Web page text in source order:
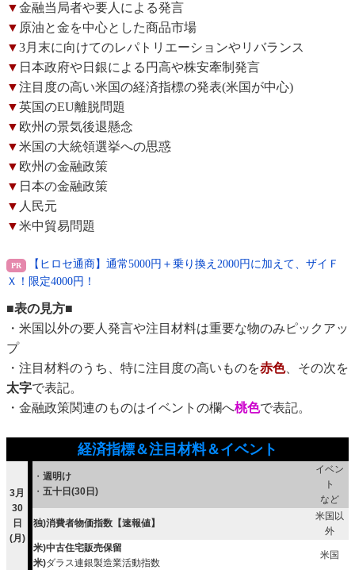
▼金融当局者や要人による発言
▼ 原油と金を中心とした商品市場
▼3月末に向けてのレパトリエーションやリバランス
▼ 日本政府や日銀による円高や株安牽制発言
▼注目度の高い米国の経済指標の発表(米国が中心)
▼英国のEU離脱問題
▼ 欧州の景気後退懸念
▼米国の大統領選挙への思惑
▼ 欧州の金融政策
▼ 日本の金融政策
▼ 人民元
▼米中貿易問題
【ヒロセ通商】通常5000円＋乗り換え2000円に加えて、ザイＦ
Ｘ！限定4000円！
■表の見方■
・米国以外の要人発言や注目材料は重要な物のみピックアッ
プ
・注目材料のうち、特に注目度の高いものを赤色、その次を
太字で表記。
・金融政策関連のものはイベントの欄へ桃色で表記。
経済指標＆注目材料＆イベント
3月
30
日
(月)
・ 週明け
・ 五十日(30日)
イベン
ト
など
独)消費者物価指数【速報値】
米国以
外
米)中古住宅販売保留
米)ダラス連銀製造業活動指数
米国